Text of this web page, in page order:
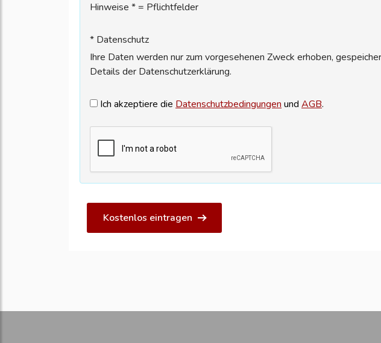
Hinweise * = Pflichtfelder
* Datenschutz
Ihre Daten werden nur zum vorgesehenen Zweck erhoben,
Details der Datenschutzerklärung.
Ich akzeptiere die Datenschutzbedingungen und AGB.
Kostenlos eintragen